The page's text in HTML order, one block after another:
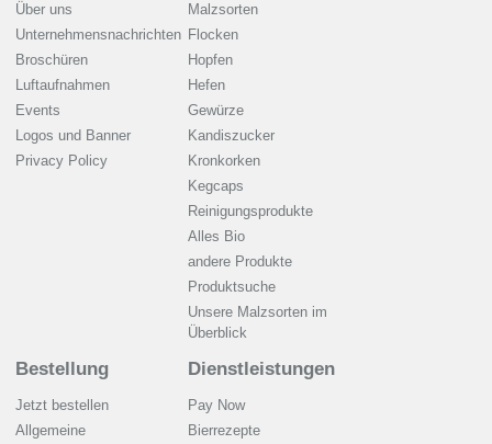
Über uns
Unternehmensnachrichten
Broschüren
Luftaufnahmen
Events
Logos und Banner
Privacy Policy
Malzsorten
Flocken
Hopfen
Hefen
Gewürze
Kandiszucker
Kronkorken
Kegcaps
Reinigungsprodukte
Alles Bio
andere Produkte
Produktsuche
Unsere Malzsorten im
Überblick
Bestellung
Jetzt bestellen
Allgemeine
Dienstleistungen
Pay Now
Bierrezepte